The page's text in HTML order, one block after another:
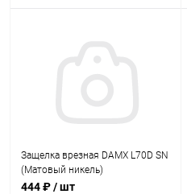
Защелка врезная DAMX L70D SN
(Матовый никель)
444 ₽/ шт